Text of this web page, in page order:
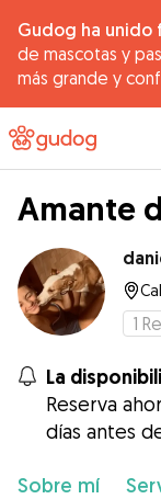
Gudog ha unido
de mascotas y
más grande y
Amante
1
La
Reserva
días antes
Sobre mí